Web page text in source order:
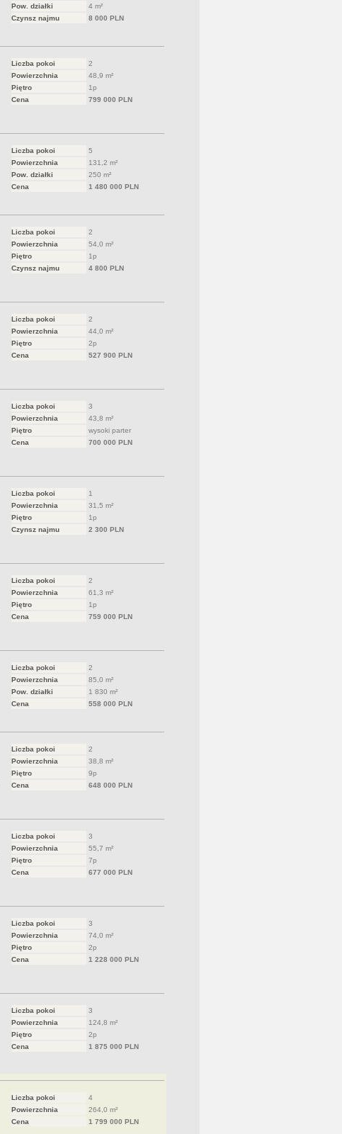
Pow. działki
4 m²
Czynsz najmu
8 000 PLN
Liczba pokoi
2
Powierzchnia
48,9 m²
Piętro
1p
Cena
799 000 PLN
Liczba pokoi
5
Powierzchnia
131,2 m²
Pow. działki
250 m²
Cena
1 480 000 PLN
Liczba pokoi
2
Powierzchnia
54,0 m²
Piętro
1p
Czynsz najmu
4 800 PLN
Liczba pokoi
2
Powierzchnia
44,0 m²
Piętro
2p
Cena
527 900 PLN
Liczba pokoi
3
Powierzchnia
43,8 m²
Piętro
wysoki parter
Cena
700 000 PLN
Liczba pokoi
1
Powierzchnia
31,5 m²
Piętro
1p
Czynsz najmu
2 300 PLN
Liczba pokoi
2
Powierzchnia
61,3 m²
Piętro
1p
Cena
759 000 PLN
Liczba pokoi
2
Powierzchnia
85,0 m²
Pow. działki
1 830 m²
Cena
558 000 PLN
Liczba pokoi
2
Powierzchnia
38,8 m²
Piętro
9p
Cena
648 000 PLN
Liczba pokoi
3
Powierzchnia
55,7 m²
Piętro
7p
Cena
677 000 PLN
Liczba pokoi
3
Powierzchnia
74,0 m²
Piętro
2p
Cena
1 228 000 PLN
Liczba pokoi
3
Powierzchnia
124,8 m²
Piętro
2p
Cena
1 875 000 PLN
Liczba pokoi
4
Powierzchnia
264,0 m²
Cena
1 799 000 PLN